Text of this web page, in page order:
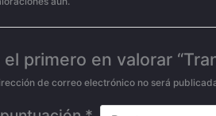
el primero en valorar
de correo electrónico no será